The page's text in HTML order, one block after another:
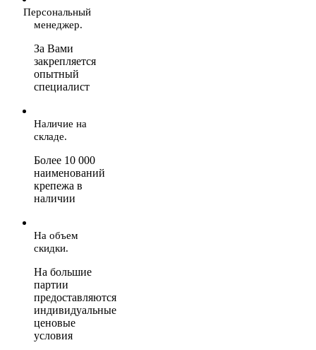
Персональный
менеджер.
За Вами
закрепляется
опытный
специалист
Наличие на
складе.
Более 10 000
наименований
крепежа в
наличии
На объем
скидки.
На большие
партии
предоставляются
индивидуальные
ценовые
условия